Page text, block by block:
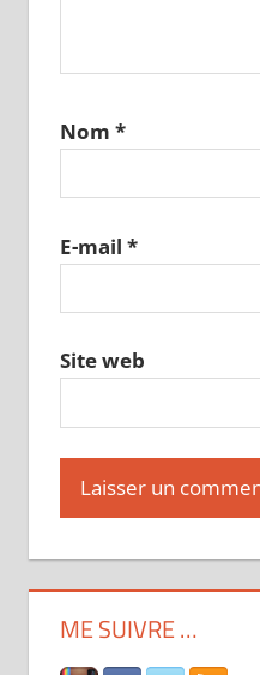
Nom *
E-mail *
Site web
ME SUIVRE …